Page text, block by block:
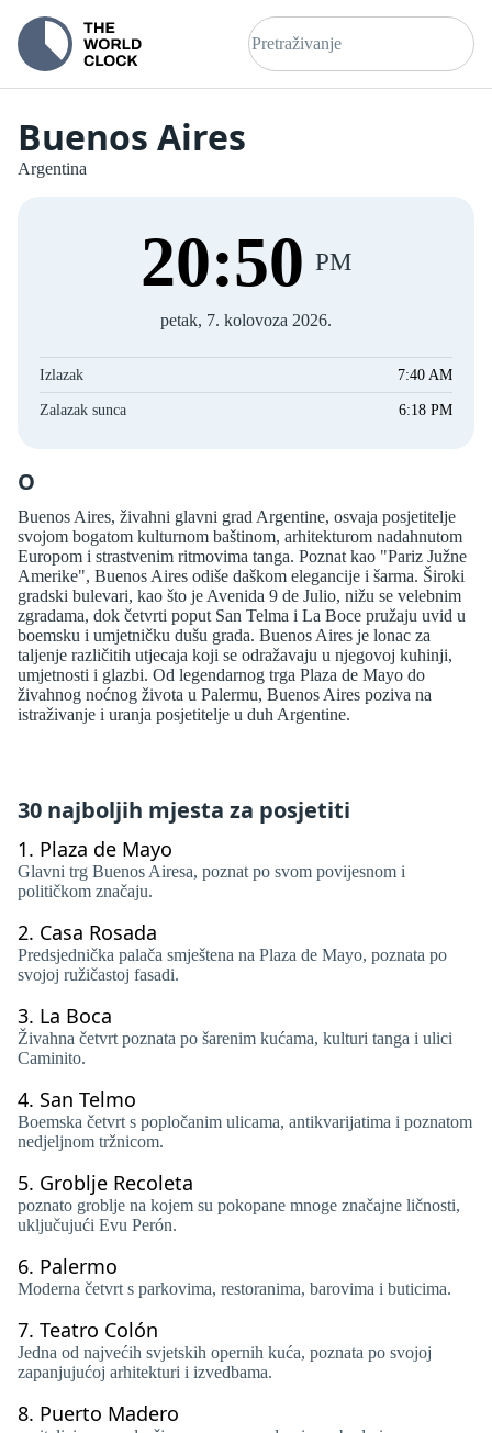
Buenos Aires
Argentina
20:51 PM
petak, 7. kolovoza 2026.
Izlazak 7:40 AM
Zalazak sunca 6:18 PM
O
Buenos Aires, živahni glavni grad Argentine, osvaja posjetitelje
svojom bogatom kulturnom baštinom, arhitekturom nadahnutom
Europom i strastvenim ritmovima tanga. Poznat kao "Pariz Južne
Amerike", Buenos Aires odiše daškom elegancije i šarma. Široki
gradski bulevari, kao što je Avenida 9 de Julio, nižu se velebnim
zgradama, dok četvrti poput San Telma i La Boce pružaju uvid u
boemsku i umjetničku dušu grada. Buenos Aires je lonac za
taljenje različitih utjecaja koji se odražavaju u njegovoj kuhinji,
umjetnosti i glazbi. Od legendarnog trga Plaza de Mayo do
živahnog noćnog života u Palermu, Buenos Aires poziva na
istraživanje i uranja posjetitelje u duh Argentine.
30 najboljih mjesta za posjetiti
1. Plaza de Mayo
Glavni trg Buenos Airesa, poznat po svom povijesnom i
političkom značaju.
2. Casa Rosada
Predsjednička palača smještena na Plaza de Mayo, poznata po
svojoj ružičastoj fasadi.
3. La Boca
Živahna četvrt poznata po šarenim kućama, kulturi tanga i ulici
Caminito.
4. San Telmo
Boemska četvrt s popločanim ulicama, antikvarijatima i poznatom
nedjeljnom tržnicom.
5. Groblje Recoleta
poznato groblje na kojem su pokopane mnoge značajne ličnosti,
uključujući Evu Perón.
6. Palermo
Moderna četvrt s parkovima, restoranima, barovima i buticima.
7. Teatro Colón
Jedna od najvećih svjetskih opernih kuća, poznata po svojoj
zapanjujućoj arhitekturi i izvedbama.
8. Puerto Madero